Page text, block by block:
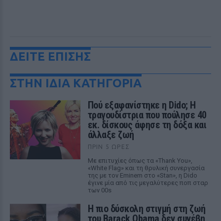
ΔΕΙΤΕ ΕΠΙΣΗΣ
ΣΤΗΝ ΙΔΙΑ ΚΑΤΗΓΟΡΙΑ
Πού εξαφανίστηκε η Dido; Η
τραγουδίστρια που πούλησε 40
εκ. δίσκους άφησε τη δόξα και
άλλαξε ζωή
ΠΡΙΝ 5 ΏΡΕΣ
Με επιτυχίες όπως τα «Thank You»,
«White Flag» και τη θρυλική συνεργασία
της με τον Eminem στο «Stan», η Dido
έγινε μία από τις μεγαλύτερες ποπ σταρ
των 00s
Η πιο δύσκολη στιγμή στη ζωή
του Barack Obama δεν συνέβη